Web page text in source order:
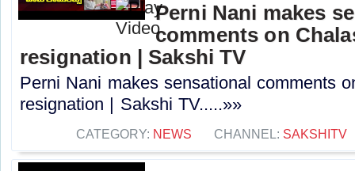
Perni Nani makes
comments on
resignation | Sakshi TV
Perni Nani makes sensational comments
resignation | Sakshi TV.....»»
CATEGORY: NEWS CHANNEL: SAKSHITV